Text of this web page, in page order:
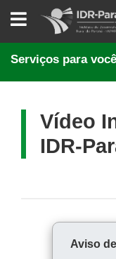
INSTITUTO
DE
PARANÁ
Serviços para
Vídeo
IDR-
Aviso